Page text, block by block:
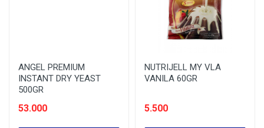
ANGEL PREMIUM
INSTANT DRY YEAST
500GR
53.000
NUTRIJELL MY VLA
VANILA 60GR
5.500